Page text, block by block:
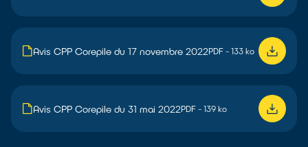
Avis CPP Corepile du 17 novembre 2022PDF - 133 ko
Avis CPP Corepile du 31 mai 2022PDF - 139 ko